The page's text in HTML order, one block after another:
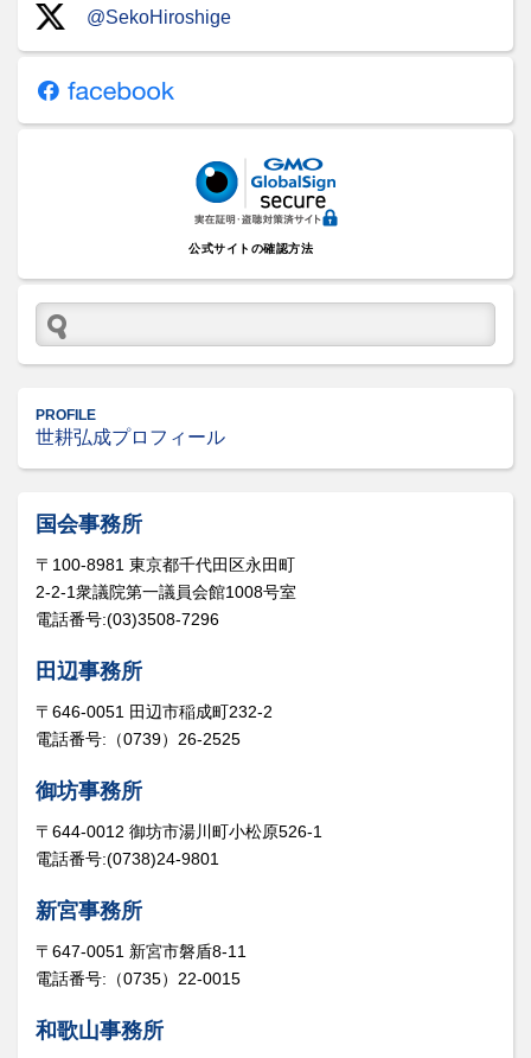
@SekoHiroshige
公式サイトの確認方法
PROFILE
世耕弘成プロフィール
国会事務所
〒100-8981 東京都千代田区永田町
2-2-1衆議院第一議員会館1008号室
電話番号:(03)3508-7296
田辺事務所
〒646-0051 田辺市稲成町232-2
電話番号:（0739）26-2525
御坊事務所
〒644-0012 御坊市湯川町小松原526-1
電話番号:(0738)24-9801
新宮事務所
〒647-0051 新宮市磐盾8-11
電話番号:（0735）22-0015
和歌山事務所